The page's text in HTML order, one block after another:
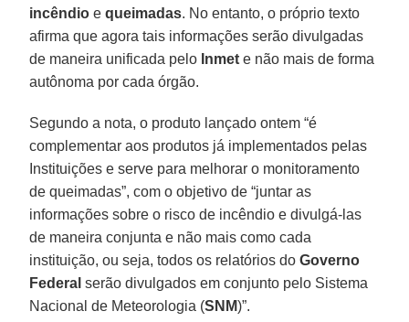
incêndio equeimadas. No entanto, o próprio texto
afirma que agora tais informações serão divulgadas
de maneira unificada pelo Inmet e não mais de forma
autônoma por cada órgão.
Segundo a nota, o produto lançado ontem “é
complementar aos produtos já implementados pelas
Instituições e serve para melhorar o monitoramento
de queimadas”, com o objetivo de “juntar as
informações sobre o risco de incêndio e divulgá-las
de maneira conjunta e não mais como cada
instituição, ou seja, todos os relatórios doGoverno
Federal serão divulgados em conjunto pelo Sistema
Nacional de Meteorologia (SNM)”.